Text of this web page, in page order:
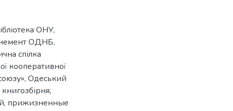
ОНУ,
ОДНБ,
спілка
кооперативної
, Одеський
,
, прижизненные